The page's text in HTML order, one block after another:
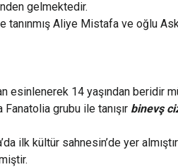
gelmektedir.
tanınmış Aliye Mistafa ve oğlu
esinlenerek 14 yaşından beridir
grubu ile tanışır binevş
ilk kültür sahnesin’de yer